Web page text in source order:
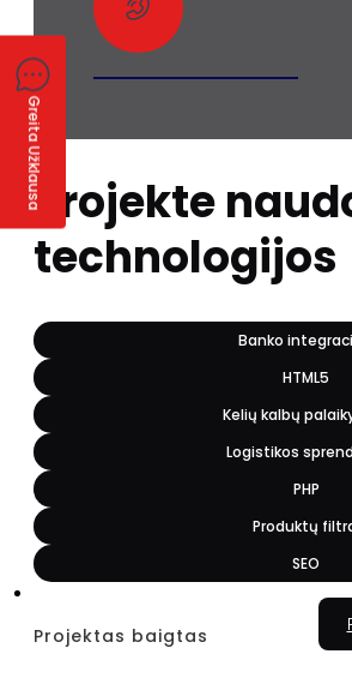
+370 619 35386
Projekte
technologijos
Banko
HTML5
Kelių kalbų
Logistikos
PHP
Produktų
SEO
Projektas baigtas
Greita Užklausa